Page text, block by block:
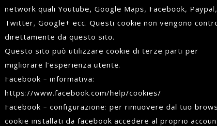
network quali Youtube, Google Maps, Facebook, Paypal,
Twitter, Google+ ecc. Questi cookie non vengono
direttamente da questo sito.
Questo sito può utilizzare cookie di terze parti per
migliorare l’esperienza utente.
Facebook – informativa:
https://www.facebook.com/help/cookies/
Facebook – configurazione: per rimuovere dal tuo
cookie installati da facebook accedere al proprio